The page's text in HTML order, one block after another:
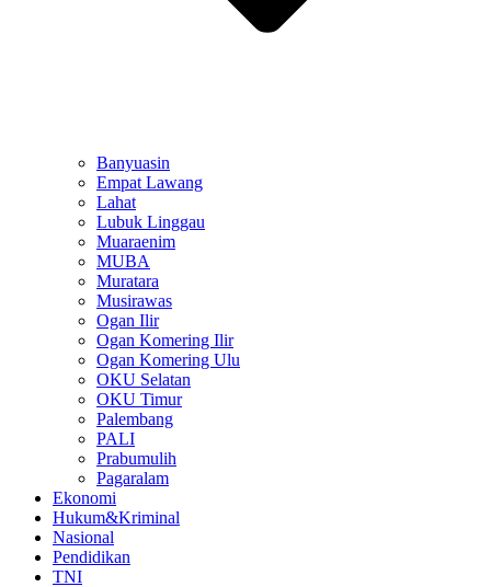
Banyuasin
Empat Lawang
Lahat
Lubuk Linggau
Muaraenim
MUBA
Muratara
Musirawas
Ogan Ilir
Ogan Komering Ilir
Ogan Komering Ulu
OKU Selatan
OKU Timur
Palembang
PALI
Prabumulih
Pagaralam
Ekonomi
Hukum&Kriminal
Nasional
Pendidikan
TNI